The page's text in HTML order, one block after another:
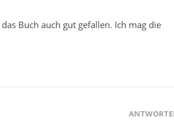
Buch auch gut gefallen. Ich mag die